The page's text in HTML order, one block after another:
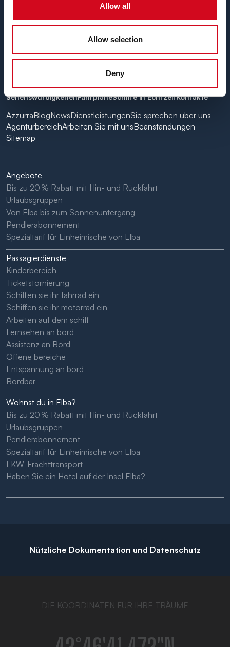
Allow all
Allow selection
Deny
HomeDas UnternehmenAngeboteReisezieleHotel
SehenswürdigkeitenFahrpläneSchiffe in EchtzeitKontakte
AzzurraBlogNewsDienstleistungenSie sprechen über uns
AgenturbereichArbeiten Sie mit unsBeanstandungen
Sitemap
Angebote
Bis zu 20 % Rabatt mit Hin- und Rückfahrt
Urlaubsgruppen
Von Elba bis zum Sonnenuntergang
Pendlerabonnement
Spezialtarif für Einheimische von Elba
Passagierdienste
Kinderbereich
Ticketstornierung
Schiffen sie ihr fahrrad ein
Schiffen sie ihr motorrad ein
Arbeiten auf dem schiff
Fernsehen an bord
Assistenz an Bord
Offene bereiche
Entspannung an bord
Bordbar
Wohnst du in Elba?
Bis zu 20 % Rabatt mit Hin- und Rückfahrt
Urlaubsgruppen
Pendlerabonnement
Spezialtarif für Einheimische von Elba
LKW-Frachttransport
Haben Sie ein Hotel auf der Insel Elba?
Nützliche Dokumentation und Datenschutz
DIE KOORDINATEN FÜR IHRE TRÄUME